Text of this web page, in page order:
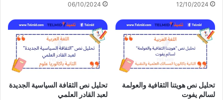
12/10/2024
06/10/2024
تحليل نص هويتنا الثقافية والعولمة
لسالم يفوت
تحليل نص الثقافة السياسية الجديدة
لعبد القادر العلمي